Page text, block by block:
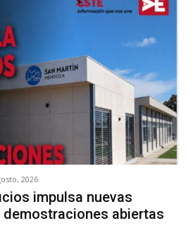
2026
impulsa nuevas
abiertas